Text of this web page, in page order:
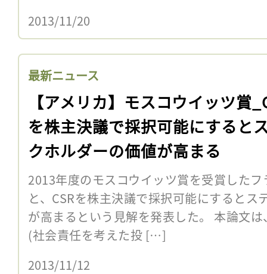
2013/11/20
最新ニュース
【アメリカ】モスコウイッツ賞
を株主決議で採択可能にすると
クホルダーの価値が高まる
2013年度のモスコウイッツ賞を受賞した
と、CSRを株主決議で採択可能にするとス
が高まるという見解を発表した。 本論文
(社会責任を考えた投 […]
2013/11/12